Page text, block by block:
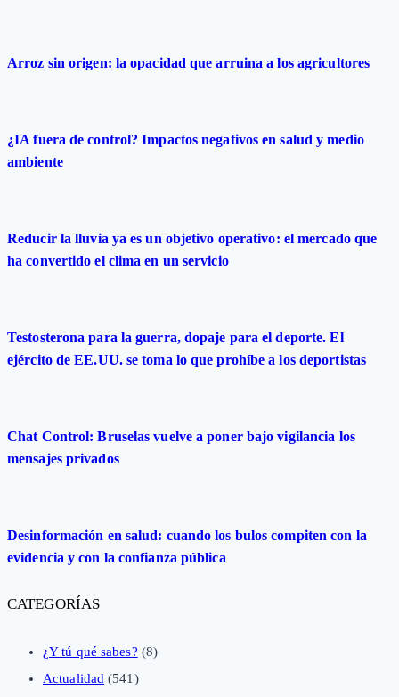
Arroz sin origen: la opacidad que arruina a los agricultores
¿IA fuera de control? Impactos negativos en salud y medio
ambiente
Reducir la lluvia ya es un objetivo operativo: el mercado que
ha convertido el clima en un servicio
Testosterona para la guerra, dopaje para el deporte. El
ejército de EE.UU. se toma lo que prohíbe a los deportistas
Chat Control: Bruselas vuelve a poner bajo vigilancia los
mensajes privados
Desinformación en salud: cuando los bulos compiten con la
evidencia y con la confianza pública
CATEGORÍAS
¿Y tú qué sabes? (8)
Actualidad (541)